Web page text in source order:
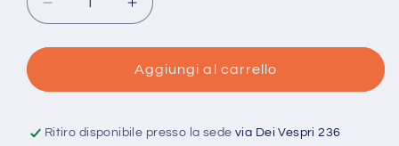
Diminuisci
quantità
per
Connetttore
cavo
Aumenta
quantità
per
Connetttore
cavo
Aggiungi al carrello
Ritiro disponibile presso la sedevia Dei Vespri 236